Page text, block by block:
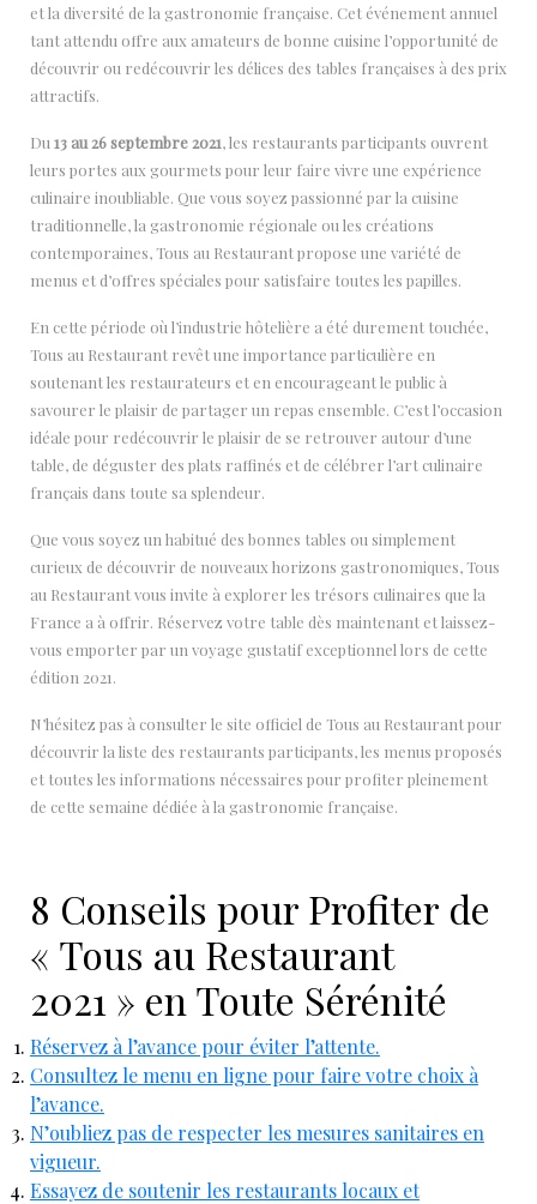
et la diversité de la gastronomie française. Cet événement annuel
tant attendu offre aux amateurs de bonne cuisine l’opportunité de
découvrir ou redécouvrir les délices des tables françaises à des prix
attractifs.
Du 13 au 26 septembre 2021, les restaurants participants ouvrent
leurs portes aux gourmets pour leur faire vivre une expérience
culinaire inoubliable. Que vous soyez passionné par la cuisine
traditionnelle, la gastronomie régionale ou les créations
contemporaines, Tous au Restaurant propose une variété de
menus et d’offres spéciales pour satisfaire toutes les papilles.
En cette période où l’industrie hôtelière a été durement touchée,
Tous au Restaurant revêt une importance particulière en
soutenant les restaurateurs et en encourageant le public à
savourer le plaisir de partager un repas ensemble. C’est l’occasion
idéale pour redécouvrir le plaisir de se retrouver autour d’une
table, de déguster des plats raffinés et de célébrer l’art culinaire
français dans toute sa splendeur.
Que vous soyez un habitué des bonnes tables ou simplement
curieux de découvrir de nouveaux horizons gastronomiques, Tous
au Restaurant vous invite à explorer les trésors culinaires que la
France a à offrir. Réservez votre table dès maintenant et laissez-
vous emporter par un voyage gustatif exceptionnel lors de cette
édition 2021.
N’hésitez pas à consulter le site officiel de Tous au Restaurant pour
découvrir la liste des restaurants participants, les menus proposés
et toutes les informations nécessaires pour profiter pleinement
de cette semaine dédiée à la gastronomie française.
8 Conseils pour Profiter de
« Tous au Restaurant
2021 » en Toute Sérénité
Réservez à l’avance pour éviter l’attente.
Consultez le menu en ligne pour faire votre choix à
l’avance.
N’oubliez pas de respecter les mesures sanitaires en
vigueur.
Essayez de soutenir les restaurants locaux et